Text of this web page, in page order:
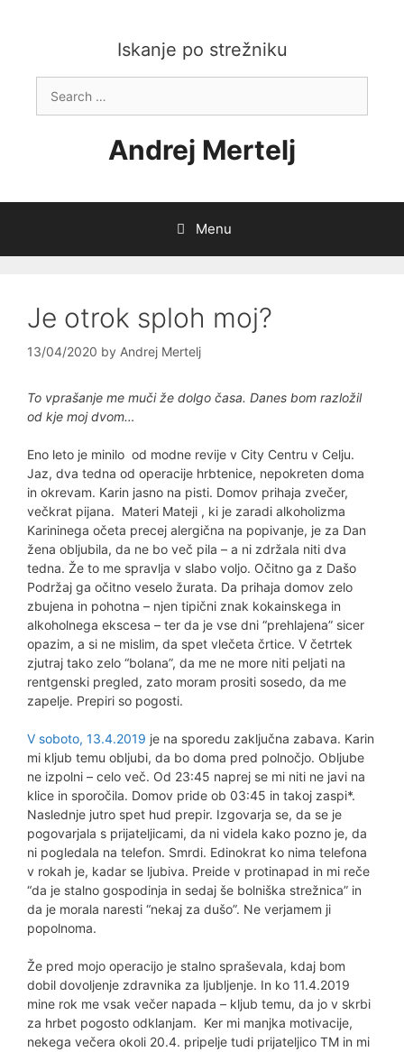
Iskanje po strežniku
for:
Andrej Mertelj
Menu
Je otrok sploh moj?
13/04/2020 by Andrej Mertelj
To vprašanje me muči že dolgo časa. Danes bom razložil
od kje moj dvom…
Eno leto je minilo od modne revije v City Centru v Celju.
Jaz, dva tedna od operacije hrbtenice, nepokreten doma
in okrevam. Karin jasno na pisti. Domov prihaja zvečer,
večkrat pijana. Materi Mateji , ki je zaradi alkoholizma
Karininega očeta precej alergična na popivanje, je za Dan
žena obljubila, da ne bo več pila – a ni zdržala niti dva
tedna. Že to me spravlja v slabo voljo. Očitno ga z Dašo
Podržaj ga očitno veselo žurata. Da prihaja domov zelo
zbujena in pohotna – njen tipični znak kokainskega in
alkoholnega ekscesa – ter da je vse dni “prehlajena” sicer
opazim, a si ne mislim, da spet vlečeta črtice. V četrtek
zjutraj tako zelo “bolana”, da me ne more niti peljati na
rentgenski pregled, zato moram prositi sosedo, da me
zapelje. Prepiri so pogosti.
V soboto, 13.4.2019 je na sporedu zaključna zabava. Karin
mi kljub temu obljubi, da bo doma pred polnočjo. Obljube
ne izpolni – celo več. Od 23:45 naprej se mi niti ne javi na
klice in sporočila. Domov pride ob 03:45 in takoj zaspi*.
Naslednje jutro spet hud prepir. Izgovarja se, da se je
pogovarjala s prijateljicami, da ni videla kako pozno je, da
ni pogledala na telefon. Smrdi. Edinokrat ko nima telefona
v rokah je, kadar se ljubiva. Preide v protinapad in mi reče
“da je stalno gospodinja in sedaj še bolniška strežnica” in
da je morala naresti “nekaj za dušo”. Ne verjamem ji
popolnoma.
Že pred mojo operacijo je stalno spraševala, kdaj bom
dobil dovoljenje zdravnika za ljubljenje. In ko 11.4.2019
mine rok me vsak večer napada – kljub temu, da jo v skrbi
za hrbet pogosto odklanjam. Ker mi manjka motivacije,
nekega večera okoli 20.4. pripelje tudi prijateljico TM in mi